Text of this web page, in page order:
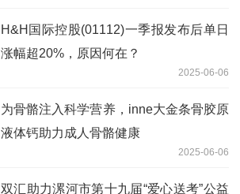
H&H国际控股(01112)一季报发布后单日
涨幅超20%，原因何在？
2025-06-06
为骨骼注入科学营养，inne大金条骨胶原
液体钙助力成人骨骼健康
2025-06-06
双汇助力漯河市第十九届“爱心送考”公益